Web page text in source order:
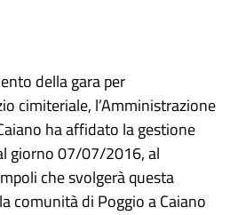
della gara per
cimiteriale, l’Amministrazione
ha affidato la gestione
giorno 07/07/2016, al
che svolgerà questa
comunità di Poggio a Caiano